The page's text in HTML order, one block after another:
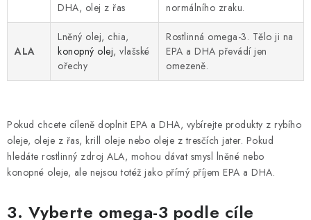
DHA, olej z řas
normálního zraku.
ALA
Lněný olej, chia,
konopný olej, vlašské
ořechy
Rostlinná omega-3. Tělo ji na
EPA a DHA převádí jen
omezeně.
Pokud chcete cíleně doplnit EPA a DHA, vybírejte produkty z rybího
oleje, oleje z řas, krill oleje nebo oleje z tresčích jater. Pokud
hledáte rostlinný zdroj ALA, mohou dávat smysl lněné nebo
konopné oleje, ale nejsou totéž jako přímý příjem EPA a DHA.
3. Vyberte omega-3 podle cíle